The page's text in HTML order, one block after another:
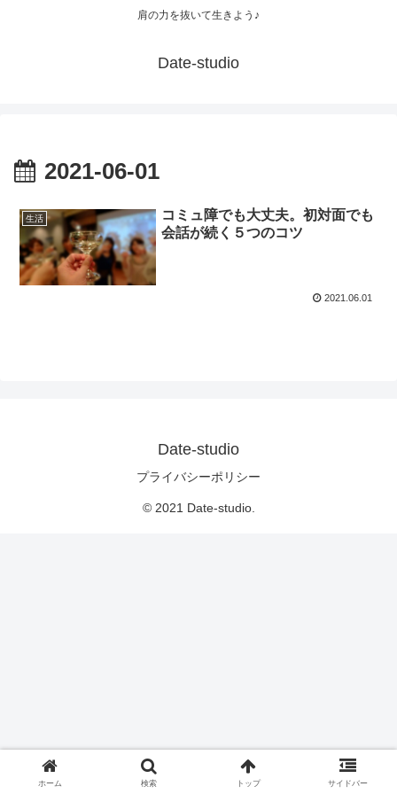
肩の力を抜いて生きよう♪
Date-studio
2021-06-01
生活
コミュ障でも大丈夫。初対面でも
会話が続く５つのコツ
2021.06.01
Date-studio
プライバシーポリシー
© 2021 Date-studio.
ホーム 検索 トップ サイドバー